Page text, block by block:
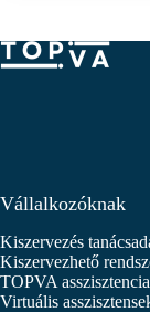
Vállalkozóknak
Kiszervezés
Kiszervezhető
TOPVA asszisztencia
Virtuális